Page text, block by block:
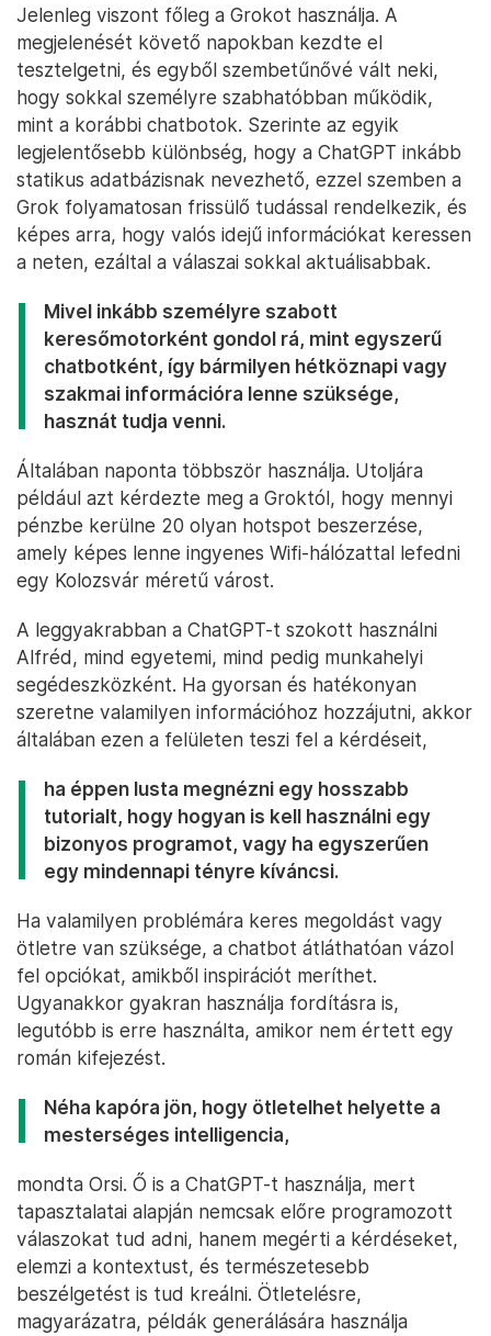
Jelenleg viszont főleg a Grokot használja. A
megjelenését követő napokban kezdte el
tesztelgetni, és egyből szembetűnővé vált neki,
hogy sokkal személyre szabhatóbban működik,
mint a korábbi chatbotok. Szerinte az egyik
legjelentősebb különbség, hogy a ChatGPT inkább
statikus adatbázisnak nevezhető, ezzel szemben a
Grok folyamatosan frissülő tudással rendelkezik, és
képes arra, hogy valós idejű információkat keressen
a neten, ezáltal a válaszai sokkal aktuálisabbak.
Mivel inkább személyre szabott
keresőmotorként gondol rá, mint egyszerű
chatbotként, így bármilyen hétköznapi vagy
szakmai információra lenne szüksége,
hasznát tudja venni.
Általában naponta többször használja. Utoljára
például azt kérdezte meg a Groktól, hogy mennyi
pénzbe kerülne 20 olyan hotspot beszerzése,
amely képes lenne ingyenes Wifi-hálózattal lefedni
egy Kolozsvár méretű várost.
A leggyakrabban a ChatGPT-t szokott használni
Alfréd, mind egyetemi, mind pedig munkahelyi
segédeszközként. Ha gyorsan és hatékonyan
szeretne valamilyen információhoz hozzájutni, akkor
általában ezen a felületen teszi fel a kérdéseit,
ha éppen lusta megnézni egy hosszabb
tutorialt, hogy hogyan is kell használni egy
bizonyos programot, vagy ha egyszerűen
egy mindennapi tényre kíváncsi.
Ha valamilyen problémára keres megoldást vagy
ötletre van szüksége, a chatbot átláthatóan vázol
fel opciókat, amikből inspirációt meríthet.
Ugyanakkor gyakran használja fordításra is,
legutóbb is erre használta, amikor nem értett egy
román kifejezést.
Néha kapóra jön, hogy ötletelhet helyette a
mesterséges intelligencia,
mondta Orsi. Ő is a ChatGPT-t használja, mert
tapasztalatai alapján nemcsak előre programozott
válaszokat tud adni, hanem megérti a kérdéseket,
elemzi a kontextust, és természetesebb
beszélgetést is tud kreálni. Ötletelésre,
magyarázatra, példák generálására használja